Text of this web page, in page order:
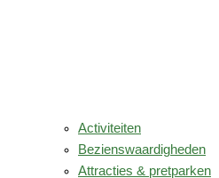
Activiteiten
Bezienswaardigheden
Attracties & pretparken